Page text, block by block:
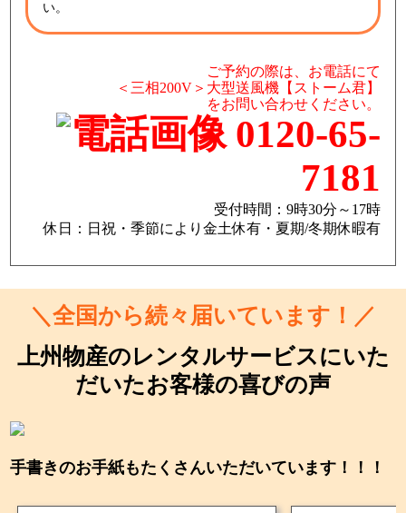
い。
ご予約の際は、お電話にて
＜三相200V＞大型送風機【ストーム君】
をお問い合わせください。
0120-65-
7181
受付時間：9時30分～17時
休日：日祝・季節により金土休有・夏期/冬期休暇有
＼全国から続々届いています！／
上州物産のレンタルサービスにいた
だいたお客様の喜びの声
手書きのお手紙もたくさんいただいています！！！